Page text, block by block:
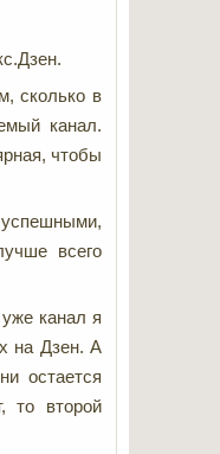
сколько в
канал.
чтобы
всего
канал я
на Дзен. А
остается
то второй